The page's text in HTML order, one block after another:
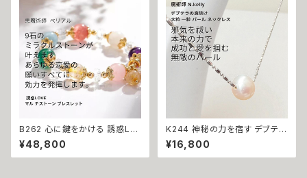
ント ローズクォーツ レースアゲ
ート ナチュラル 沖縄 キーホルダ
ー 海 お守り 祈祷 恋愛運 人気
強力
運 悪魔術師ベリアル マチュラダ
イヤモンド フリーサイズ 大開運
金運 財運 幸運 願望成就 黒魔
術 おまじない 呪 本物 魔術師
魔法 強力
B262 心に鍵をかける 誘惑LO
VEブレスレット 幸せになれる
悪魔術師 べリアル 願望成就 天
然石 マルチストーン ブレスレッ
¥48,800
K244 神秘の力を宿す デブテラ
の魔除け 邪を祓い成功を引き寄
せる 大粒 一粒 パール ネックレ
ス 魔力 魔術 白魔術 開運 強運
¥16,800